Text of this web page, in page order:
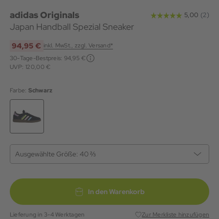
adidas Originals
Japan Handball Spezial Sneaker
94,95 € inkl. MwSt., zzgl. Versand*
30-Tage-Bestpreis: 94,95 €
UVP: 120,00 €
Farbe: Schwarz
Ausgewählte Größe: 40 ⅔
In den Warenkorb
Lieferung in 3-4 Werktagen Zur Merkliste hinzufügen